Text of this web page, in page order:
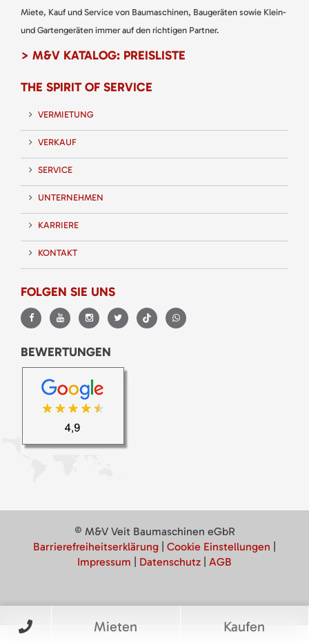
Miete, Kauf und Service von Baumaschinen, Baugeräten sowie Klein-
und Gartengeräten immer auf den richtigen Partner.
> M&V KATALOG: PREISLISTE
THE SPIRIT OF SERVICE
VERMIETUNG
VERKAUF
SERVICE
UNTERNEHMEN
KARRIERE
KONTAKT
FOLGEN SIE UNS
BEWERTUNGEN
© M&V Veit Baumaschinen eGbR
Barrierefreiheitserklärung
Cookie Einstellungen
Impressum
Datenschutz AGB
Mieten Kaufen